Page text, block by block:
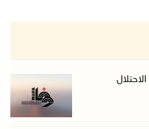
واعتقال خمسة م ...
شدي ...